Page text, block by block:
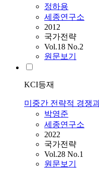
정하용
세종연구소
2012
국가전략
Vol.18 No.2
원문보기
KCI등재
미중간 전략적 경쟁
박영준
세종연구소
2022
국가전략
Vol.28 No.1
원문보기